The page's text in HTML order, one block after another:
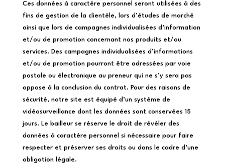
Ces données à caractère personnel seront utilisées à des
fins de gestion de la clientèle, lors d’études de marché
ainsi que lors de campagnes individualisées d’information
et/ou de promotion concernant nos produits et/ou
services. Des campagnes individualisées d’informations
et/ou de promotion pourront être adressées par voie
postale ou électronique au preneur qui ne s’y sera pas
oppose à la conclusion du contrat. Pour des raisons de
sécurité, notre site est équipé d’un système de
vidéosurveillance dont les données sont conservées 15
jours. Le bailleur se réserve le droit de révéler des
données à caractère personnel si nécessaire pour faire
respecter et préserver ses droits ou dans le cadre d’une
obligation légale.